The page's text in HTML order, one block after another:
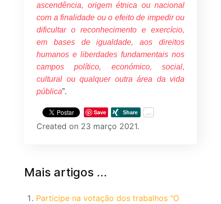
ascendência, origem étnica ou nacional
com a finalidade ou o efeito de impedir ou
dificultar o reconhecimento e exercício,
em bases de igualdade, aos direitos
humanos e liberdades fundamentais nos
campos político, económico, social,
cultural ou qualquer outra área da vida
pública”.
Save
Created on 23 março 2021.
Mais artigos …
Participe na votação dos trabalhos "O